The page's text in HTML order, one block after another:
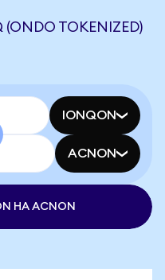
TOKENIZED)
IONQON
ACNON
НА ACNON